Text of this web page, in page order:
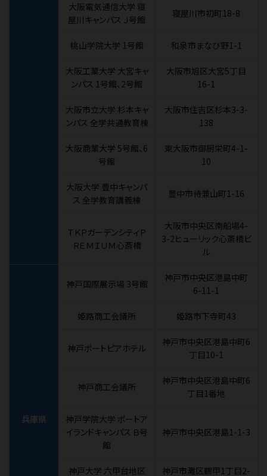
大阪電気通信大学 寝
屋川キャンパス Ｊ号館
寝屋川市初町18-8
桃山学院大学 1号館 和泉市まなび野1-1
大阪工業大学 大宮キャ
ンパス 1号館、2号館
大阪市旭区大宮5丁目
16-1
大阪市立大学 杉本キャ
ンパス 全学共通教育棟
大阪市住吉区杉本3-3-
138
大阪商業大学 5号館、6
号館
東大阪市御厨栄町4-1-
10
大阪大学 豊中キャンパ
ス 全学教育講義棟
豊中市待兼山町1-16
ＴＫＰガーデンシティＰ
ＲＥＭＩＵＭ心斎橋
大阪市中央区南船場4-
3-2ヒューリック心斎橋ビ
ル
兵庫県
神戸国際展示場 3号館
神戸市中央区港島中町
6-11-1
姫路商工会議所 姫路市下寺町43
神戸ポートピアホテル
神戸市中央区港島中町6
丁目10-1
神戸商工会議所
神戸市中央区港島中町6
丁目1番地
神戸学院大学 ポートア
イランドキャンパス Ｂ号
館
神戸市中央区港島1-1-3
神戸大学 六甲台地区 神戸市灘区鶴甲1丁目2-